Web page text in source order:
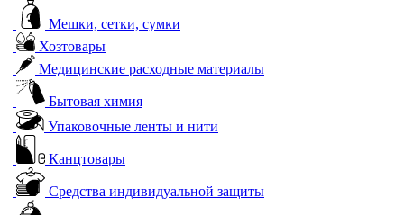
Мешки, сетки, сумки
Хозтовары
Медицинские расходные материалы
Бытовая химия
Упаковочные ленты и нити
Канцтовары
Средства индивидуальной защиты